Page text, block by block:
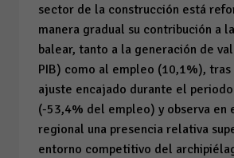
sector de la construcción está
manera gradual su contribución a
balear, tanto a la generación de
PIB) como al empleo (10,1%),
ajuste encajado durante el
(-53,4% del empleo) y observa en
regional una presencia relativa
entorno competitivo del